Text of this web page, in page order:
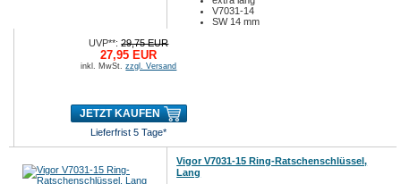
V7031-14
SW 14 mm
UVP**:29,75 EUR
27,95 EUR
inkl. MwSt.zzgl. Versand
JETZT KAUFEN
Lieferfrist 5 Tage*
Vigor V7031-15 Ring-Ratschenschlüssel,
Lang